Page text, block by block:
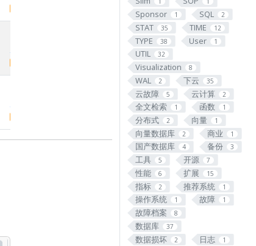
Sponsor 1 SQL 2
STAT 35 TIME 12
TYPE 38 User 1
UTIL 32
Visualization 8
WAL 2 下云 35
云故障 5 云计算 2
全文检索 1 函数 1
分布式 2 向量 1
向量数据库 2 商业 1
国产数据库 4 备份 3
工具 5 开源 7
性能 6 扩展 15
指标 2 推荐系统 1
操作系统 1 故障 1
故障档案 8
数据库 37
数据损坏 2 日志 1